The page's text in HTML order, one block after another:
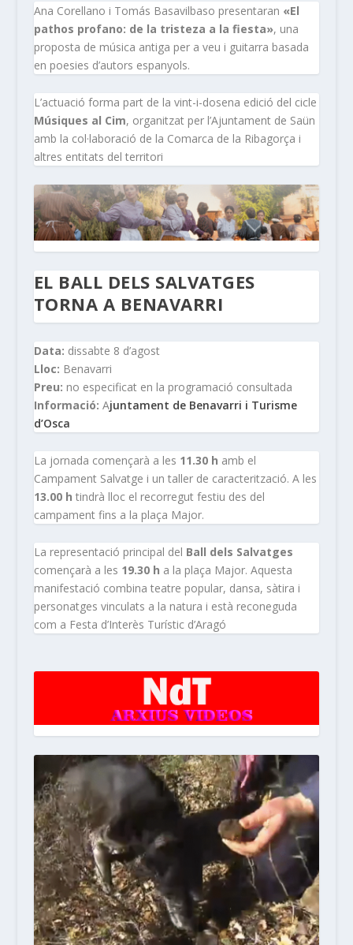
Ana Corellano i Tomás Basavilbaso presentaran «El
pathos profano: de la tristeza a la fiesta», una
proposta de música antiga per a veu i guitarra basada
en poesies d’autors espanyols.
L’actuació forma part de la vint-i-dosena edició del cicle
Músiques al Cim, organitzat per l’Ajuntament de Saün
amb la col·laboració de la Comarca de la Ribagorça i
altres entitats del territori
EL BALL DELS SALVATGES
TORNA A BENAVARRI
Data: dissabte 8 d’agost
Lloc: Benavarri
Preu: no especificat en la programació consultada
Informació: Ajuntament de Benavarri i Turisme
d’Osca
La jornada començarà a les 11.30 h amb el
Campament Salvatge i un taller de caracterització. A les
13.00 h tindrà lloc el recorregut festiu des del
campament fins a la plaça Major.
La representació principal del Ball dels Salvatges
començarà a les 19.30 h a la plaça Major. Aquesta
manifestació combina teatre popular, dansa, sàtira i
personatges vinculats a la natura i està reconeguda
com a Festa d’Interès Turístic d’Aragó